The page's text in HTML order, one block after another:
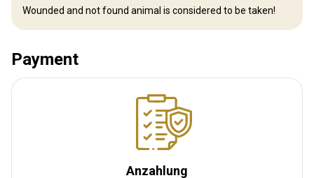
Waffen-Verleih:
Wounded and not found animal is considered to be taken!
Payment
Anzahlung